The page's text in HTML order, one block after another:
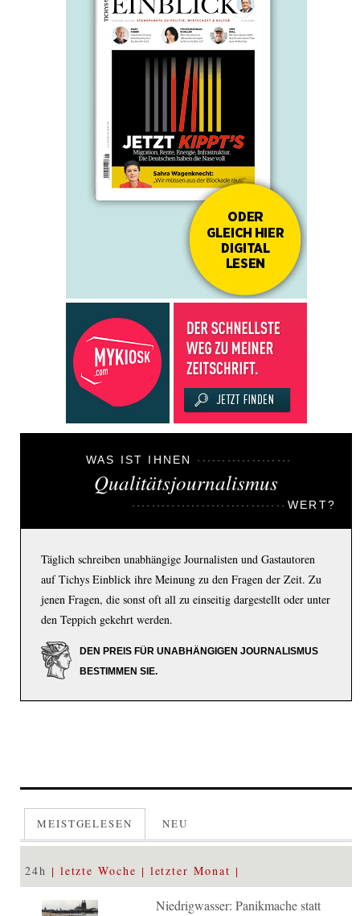
WAS IST IHNEN
Qualitätsjournalismus
WERT?
Täglich schreiben unabhängige Journalisten und Gastautoren
auf Tichys Einblick ihre Meinung zu den Fragen der Zeit. Zu
jenen Fragen, die sonst oft all zu einseitig dargestellt oder unter
den Teppich gekehrt werden.
DEN PREIS FÜR UNABHÄNGIGEN JOURNALISMUS
BESTIMMEN SIE.
MEISTGELESEN NEU
24h letzte Woche letzter Monat
Niedrigwasser: Panikmache statt